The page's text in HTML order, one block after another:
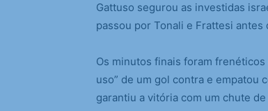
Gattuso segurou as investidas
passou por Tonali e Frattesi
Os minutos finais foram
uso” de um gol contra e empatou
garantiu a vitória com um chute